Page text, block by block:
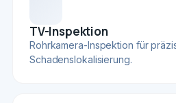
TV-Inspektion
Rohrkamera-Inspektion für
Schadenslokalisierung.